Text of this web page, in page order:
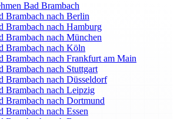
Bad Brambach
Brambach nach Berlin
Brambach nach Hamburg
Brambach nach München
Brambach nach Köln
Brambach nach Frankfurt am Main
Brambach nach Stuttgart
Brambach nach Düsseldorf
Brambach nach Leipzig
Brambach nach Dortmund
Brambach nach Essen